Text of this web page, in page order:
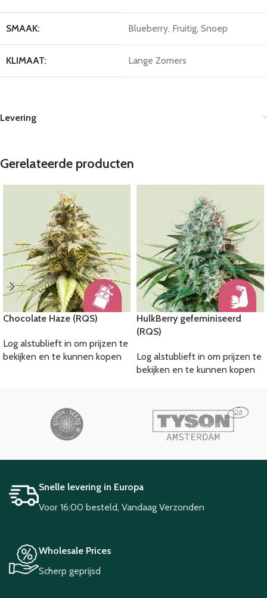
SMAAK: Blueberry, Fruitig, Snoep
KLIMAAT: Lange Zomers
Levering
Gerelateerde producten
Chocolate Haze (RQS)
Log alstublieft in om prijzen te
bekijken en te kunnen kopen
HulkBerry gefeminiseerd
(RQS)
Log alstublieft in om prijzen te
bekijken en te kunnen kopen
Snelle levering in Europa
Voor 16:00 besteld, Vandaag Verzonden
Wholesale Prices
Scherp geprijsd